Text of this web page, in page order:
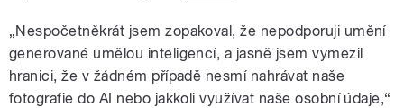
„Nespočetněkrát jsem zopakoval, že nepodporuji umění
generované umělou inteligencí, a jasně jsem vymezil
hranici, že v žádném případě nesmí nahrávat naše
fotografie do AI nebo jakkoli využívat naše osobní údaje,“